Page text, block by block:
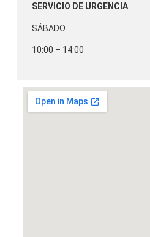
SERVICIO DE URGENCIA
SÁBADO
10:00 – 14:00